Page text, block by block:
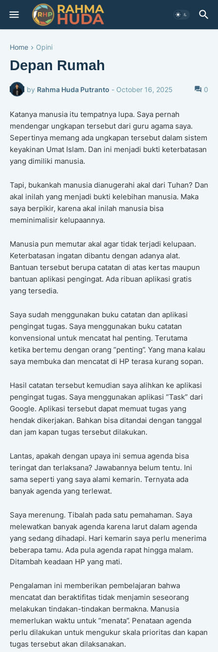
Home Opini
Depan Rumah
by Rahma Huda Putranto - October 16, 2025 0
Katanya manusia itu tempatnya lupa. Saya pernah
mendengar ungkapan tersebut dari guru agama saya.
Sepertinya memang ada ungkapan tersebut dalam sistem
keyakinan Umat Islam. Dan ini menjadi bukti keterbatasan
yang dimiliki manusia.
Tapi, bukankah manusia dianugerahi akal dari Tuhan? Dan
akal inilah yang menjadi bukti kelebihan manusia. Maka
saya berpikir, karena akal inilah manusia bisa
meminimalisir kelupaannya.
Manusia pun memutar akal agar tidak terjadi kelupaan.
Keterbatasan ingatan dibantu dengan adanya alat.
Bantuan tersebut berupa catatan di atas kertas maupun
bantuan aplikasi pengingat. Ada ribuan aplikasi gratis
yang tersedia.
Saya sudah menggunakan buku catatan dan aplikasi
pengingat tugas. Saya menggunakan buku catatan
konvensional untuk mencatat hal penting. Terutama
ketika bertemu dengan orang “penting”. Yang mana kalau
saya membuka dan mencatat di HP terasa kurang sopan.
Hasil catatan tersebut kemudian saya alihkan ke aplikasi
pengingat tugas. Saya menggunakan aplikasi “Task” dari
Google. Aplikasi tersebut dapat memuat tugas yang
hendak dikerjakan. Bahkan bisa ditandai dengan tanggal
dan jam kapan tugas tersebut dilakukan.
Lantas, apakah dengan upaya ini semua agenda bisa
teringat dan terlaksana? Jawabannya belum tentu. Ini
sama seperti yang saya alami kemarin. Ternyata ada
banyak agenda yang terlewat.
Saya merenung. Tibalah pada satu pemahaman. Saya
melewatkan banyak agenda karena larut dalam agenda
yang sedang dihadapi. Hari kemarin saya perlu menerima
beberapa tamu. Ada pula agenda rapat hingga malam.
Ditambah keadaan HP yang mati.
Pengalaman ini memberikan pembelajaran bahwa
mencatat dan beraktifitas tidak menjamin seseorang
melakukan tindakan-tindakan bermakna. Manusia
memerlukan waktu untuk “menata”. Penataan agenda
perlu dilakukan untuk mengukur skala prioritas dan kapan
tugas tersebut akan dilaksanakan.